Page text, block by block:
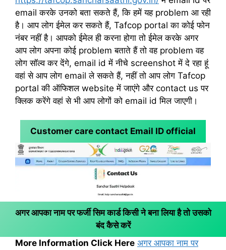
email करके उनको बता सकते हैं, कि हमें यह problem आ रही
है। आप लोग ईमेल कर सकते हैं, Tafcop portal का कोई फोन
नंबर नहीं है। आपको ईमेल ही करना होगा तो ईमेल करके अगर
आप लोग अपना कोई problem बताते हैं तो वह problem वह
लोग सॉल्व कर देंगे, email id में नीचे screenshot में दे रहा हूं
वहां से आप लोग email ले सकते हैं, नहीं तो आप लोग Tafcop
portal की ऑफिशल website में जाएंगे और contact us पर
क्लिक करेंगे वहां से भी आप लोगों को email id मिल जाएगी।
Customer care contact Email ID official
अगर आपका नाम पर फर्जी सिम कार्ड किसी ने बना लिया है तो उसको
बंद कैसे करें
More Information Click Here अगर आपका नाम पर